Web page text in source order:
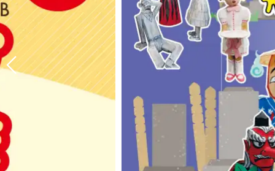
展示ギャラリー
映像ホール
グランシップ広場
リハーサル室・練
展望ロビー
文化情報コーナー
カフェ・レストラ
静岡芸術劇場